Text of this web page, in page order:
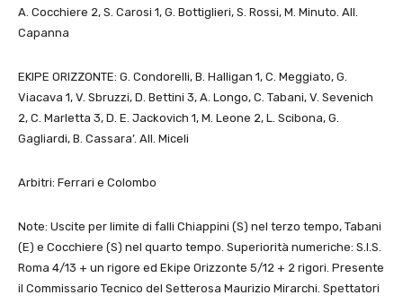
A. Cocchiere 2, S. Carosi 1, G. Bottiglieri, S. Rossi, M. Minuto. All.
Capanna
EKIPE ORIZZONTE: G. Condorelli, B. Halligan 1, C. Meggiato, G.
Viacava 1, V. Sbruzzi, D. Bettini 3, A. Longo, C. Tabani, V. Sevenich
2, C. Marletta 3, D. E. Jackovich 1, M. Leone 2, L. Scibona, G.
Gagliardi, B. Cassara’. All. Miceli
Arbitri: Ferrari e Colombo
Note: Uscite per limite di falli Chiappini (S) nel terzo tempo, Tabani
(E) e Cocchiere (S) nel quarto tempo. Superiorità numeriche: S.I.S.
Roma 4/13 + un rigore ed Ekipe Orizzonte 5/12 + 2 rigori. Presente
il Commissario Tecnico del Setterosa Maurizio Mirarchi. Spettatori